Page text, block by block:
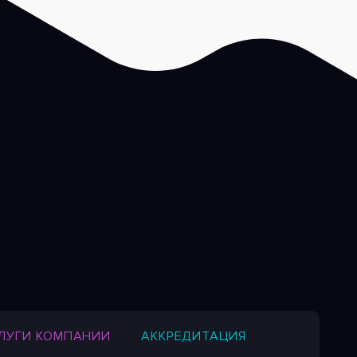
КОМПАНИИ АККРЕДИТАЦИЯ